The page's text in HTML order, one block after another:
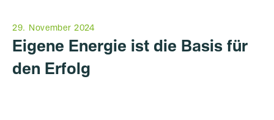
29. November 2024
Eigene Energie ist die Basis für
den Erfolg